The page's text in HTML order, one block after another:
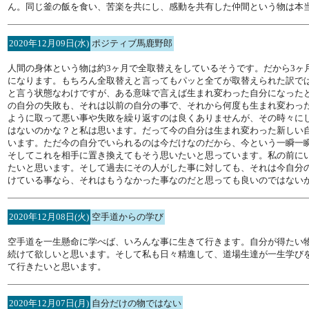
ん。同じ釜の飯を食い、苦楽を共にし、感動を共有した仲間という物は
2020年12月09日(水) ポジティブ馬鹿野郎
人間の身体という物は約3ヶ月で全取替えをしているそうです。だから3
になります。もちろん全取替えと言ってもパッと全てが取替えられた訳
と言う状態なわけですが、ある意味で言えば生まれ変わった自分になっ
の自分の失敗も、それは以前の自分の事で、それから何度も生まれ変わ
ように取って悪い事や失敗を繰り返すのは良くありませんが、その時々
はないのかな？と私は思います。だって今の自分は生まれ変わった新し
います。ただ今の自分でいられるのは今だけなのだから、今という一瞬一
そしてこれを相手に置き換えてもそう思いたいと思っています。私の前
たいと思います。そして過去にその人がした事に対しても、それは今自
けている事なら、それはもうなかった事なのだと思っても良いのではな
2020年12月08日(火) 空手道からの学び
空手道を一生懸命に学べば、いろんな事に生きて行きます。自分が得た
続けて欲しいと思います。そして私も日々精進して、道場生達が一生学
て行きたいと思います。
2020年12月07日(月) 自分だけの物ではない